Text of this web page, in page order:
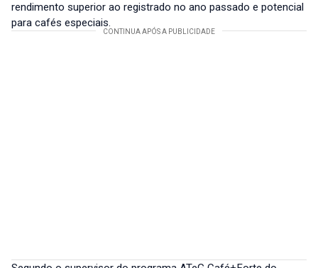
rendimento superior ao registrado no ano passado e potencial
para cafés especiais.